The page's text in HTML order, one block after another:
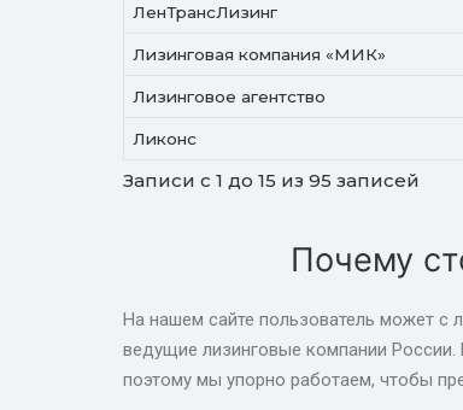
ЛенТрансЛизинг
Лизинговая компания «МИК»
Лизинговое агентство
Ликонс
Записи с 1 до 15 из 95 записей
Почему
На нашем сайте пользователь может с
ведущие лизинговые компании
поэтому мы упорно работаем, чтобы